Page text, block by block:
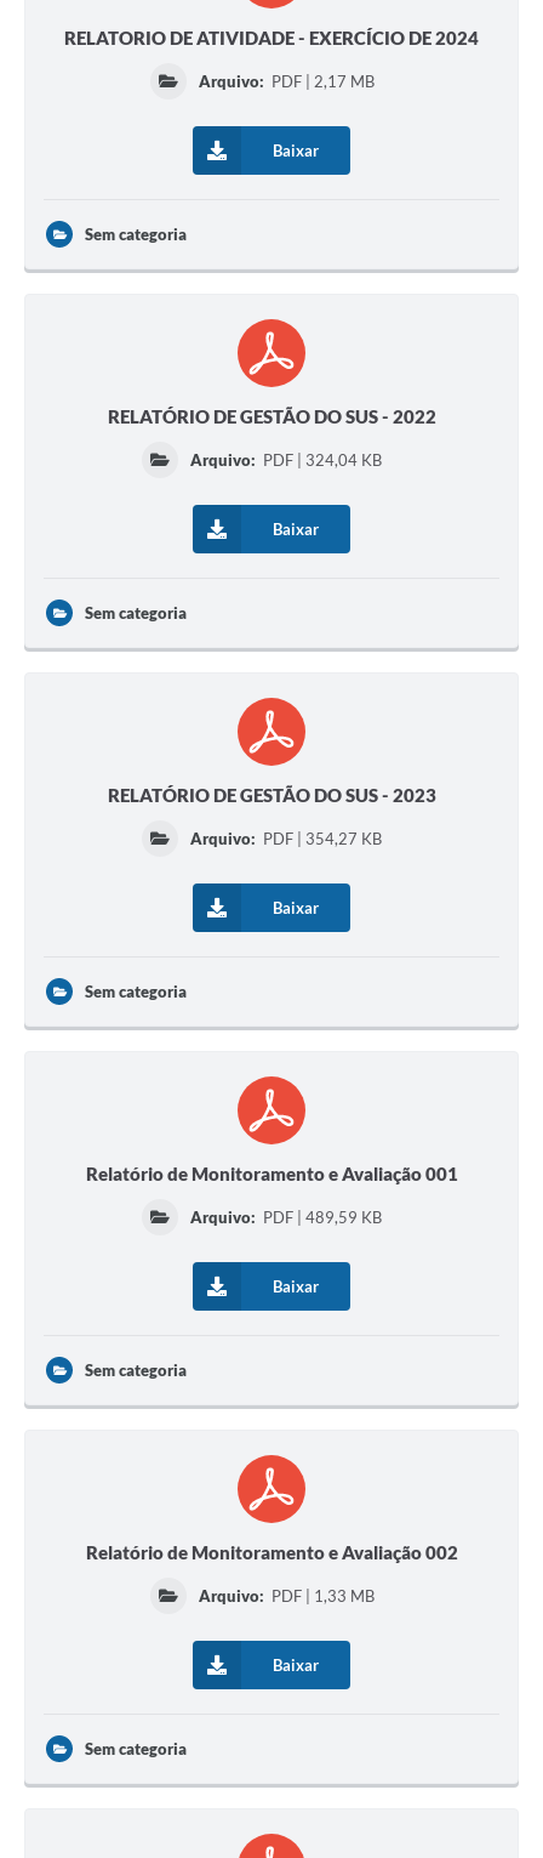
RELATORIO DE ATIVIDADE - EXERCÍCIO DE 2024
Arquivo: PDF | 2,17 MB
Baixar
Sem categoria
RELATÓRIO DE GESTÃO DO SUS - 2022
Arquivo: PDF | 324,04 KB
Baixar
Sem categoria
RELATÓRIO DE GESTÃO DO SUS - 2023
Arquivo: PDF | 354,27 KB
Baixar
Sem categoria
Relatório de Monitoramento e Avaliação 001
Arquivo: PDF | 489,59 KB
Baixar
Sem categoria
Relatório de Monitoramento e Avaliação 002
Arquivo: PDF | 1,33 MB
Baixar
Sem categoria